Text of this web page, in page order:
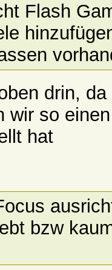
Flash
drin,
wir so
hat
bzw